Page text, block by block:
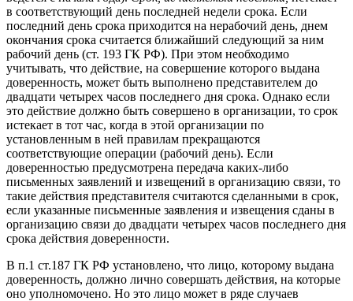
в соответствующий день последней недели срока. Если
последний день срока приходится на нерабочий день, днем
окончания срока считается ближайший следующий за ним
рабочий день (ст. 193 ГК РФ). При этом необходимо
учитывать, что действие, на совершение которого выдана
доверенность, может быть выполнено представителем до
двадцати четырех часов последнего дня срока. Однако если
это действие должно быть совершено в организации, то срок
истекает в тот час, когда в этой организации по
установленным в ней правилам прекращаются
соответствующие операции (рабочий день). Если
доверенностью предусмотрена передача каких-либо
письменных заявлений и извещений в организацию связи, то
такие действия представителя считаются сделанными в срок,
если указанные письменные заявления и извещения сданы в
организацию связи до двадцати четырех часов последнего дня
срока действия доверенности.
В п.1 ст.187 ГК РФ установлено, что лицо, которому выдана
доверенность, должно лично совершать действия, на которые
оно уполномочено. Но это лицо может в ряде случаев